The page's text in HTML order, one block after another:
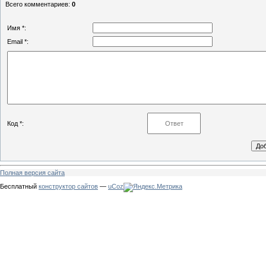
Всего комментариев: 0
Имя *:
Email *:
Код *:
Полная версия сайта
Бесплатный конструктор сайтов — uCoz